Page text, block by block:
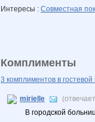
Интересы : Совместная
Комплименты
3 комплиментов в гостевой
mirielle
В городской